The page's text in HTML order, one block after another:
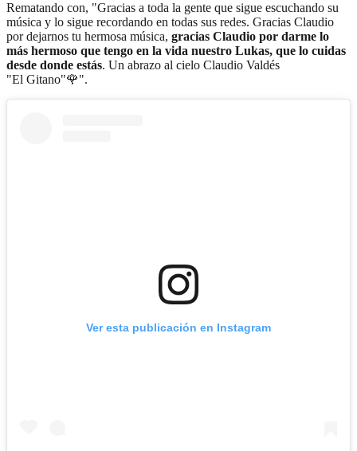
Rematando con, "Gracias a toda la gente que sigue escuchando su
música y lo sigue recordando en todas sus redes. Gracias Claudio
por dejarnos tu hermosa música, gracias Claudio por darme lo
más hermoso que tengo en la vida nuestro Lukas, que lo cuidas
desde donde estás. Un abrazo al cielo Claudio Valdés
"El Gitano"🌹".
Ver esta publicación en Instagram